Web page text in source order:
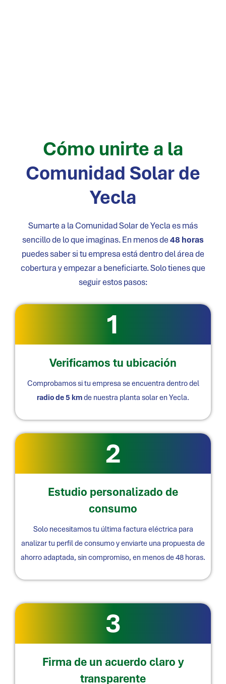
Cómo unirte a la
Comunidad Solar de
Yecla
Sumarte a la Comunidad Solar deYeclaes más
sencillo de lo que imaginas. En menos de48 horas
puedes saber si tu empresa está dentro del área de
cobertura y empezar a beneficiarte. Solo tienes que
seguir estos pasos:
1
Verificamos tu ubicación
Comprobamos si tu empresa se encuentra dentro del
radio de 5 kmde nuestra planta solar enYecla.
2
Estudio personalizado de
consumo
Solo necesitamos tu última factura eléctrica para
analizar tu perfil de consumo y enviarte una propuesta de
ahorro adaptada, sin compromiso, en menos de 48 horas.
3
Firma de un acuerdo claro y
transparente